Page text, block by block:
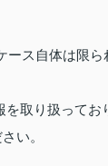
ス自体は限
取り扱ってお
い。